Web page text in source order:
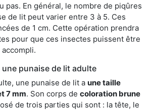
pas. En général, le nombre de piqûres
de lit peut varier entre 3 à 5. Ces
de 1 cm. Cette opération prendra
pour que ces insectes puissent être
punaise de lit adulte
une punaise de lit a une taille
7 mm. Son corps de coloration brune
de trois parties qui sont : la tête, le